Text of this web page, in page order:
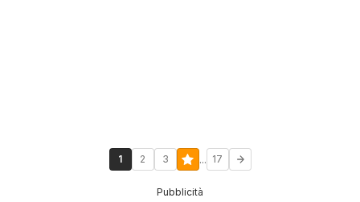
1 2 3 ... 17
Pubblicità